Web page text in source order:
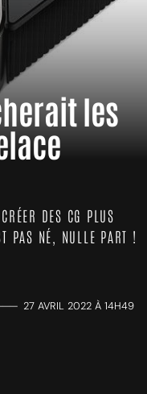
les
DES CG PLUS
PAS NÉ, NULLE PART !
27 AVRIL 2022 À 14H49